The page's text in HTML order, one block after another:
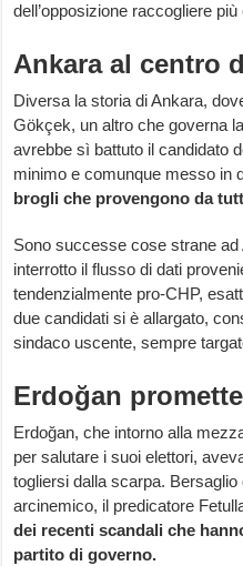
dell’opposizione raccogliere
Ankara al centro
Diversa la storia di Ankara,
Gökçek, un altro che governa
avrebbe sì battuto il candidato
minimo e comunque messo in
brogli che provengono da
Sono successe cose strane
interrotto il flusso di dati
tendenzialmente pro-CHP,
due candidati si è allargato,
sindaco uscente, sempre
Erdoğan
Erdoğan, che intorno alla
per salutare i suoi elettori,
togliersi dalla scarpa.
arcinemico, il predicatore
dei recenti scandali che
partito di governo.